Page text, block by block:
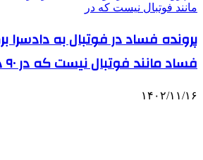
پرونده فساد در فوتبال به
فساد مانند فوتبال نیست که در ۹۰ دقیقه تمام شود
۱۴۰۲/۱۱/۱۶